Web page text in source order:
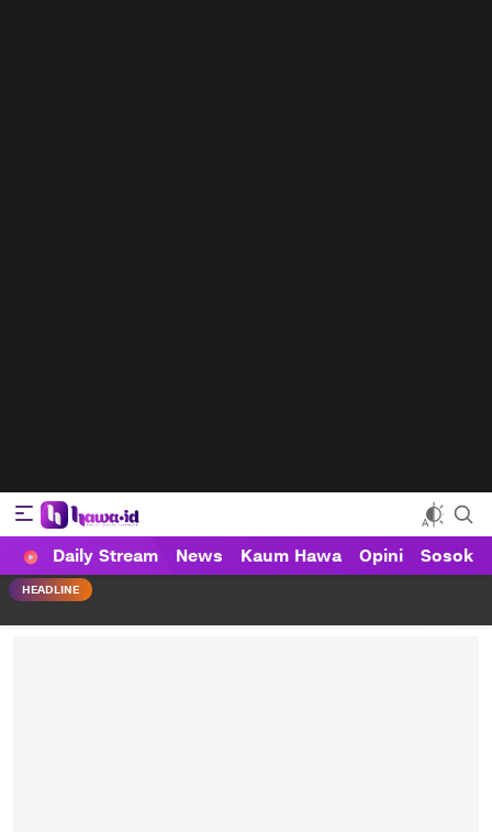
HAWA
Haluan Wanita Indonesia
Daily Stream News Kaum Hawa Opini Sosok
HEADLINE